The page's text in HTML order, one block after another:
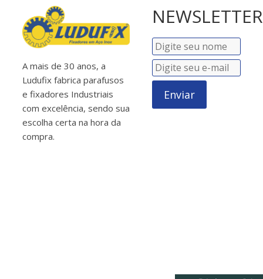
A mais de 30 anos, a
Ludufix fabrica parafusos
e fixadores Industriais
com excelência, sendo sua
escolha certa na hora da
compra.
NEWSLETTER
Enviar